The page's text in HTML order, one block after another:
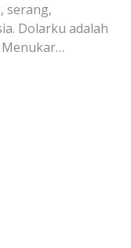
serang,
Dolarku adalah
Menukar…